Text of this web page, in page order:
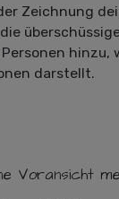
Zeichnung
hinzu,
darstellt.
Voransicht